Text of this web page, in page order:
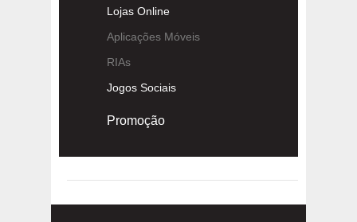
Lojas Online
Aplicações Móveis
RIAs
Jogos Sociais
Promoção